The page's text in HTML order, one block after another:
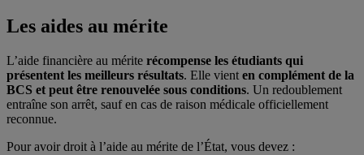
Les aides au mérite
L’aide financière au mérite récompense les étudiants qui
présentent les meilleurs résultats. Elle vient en complément de la
BCS et peut être renouvelée sous conditions. Un redoublement
entraîne son arrêt, sauf en cas de raison médicale officiellement
reconnue.
Pour avoir droit à l’aide au mérite de l’État, vous devez :